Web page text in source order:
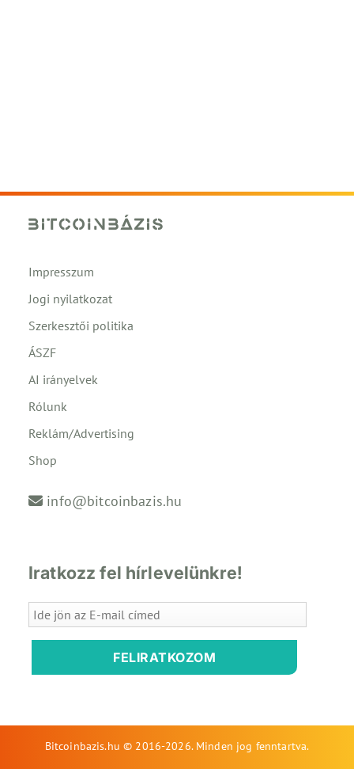
Impresszum
Jogi nyilatkozat
Szerkesztői politika
ÁSZF
AI irányelvek
Rólunk
Reklám/Advertising
Shop
info@bitcoinbazis.hu
Iratkozz fel hírlevelünkre!
FELIRATKOZOM
Bitcoinbazis.hu © 2016-2026. Minden jog fenntartva.